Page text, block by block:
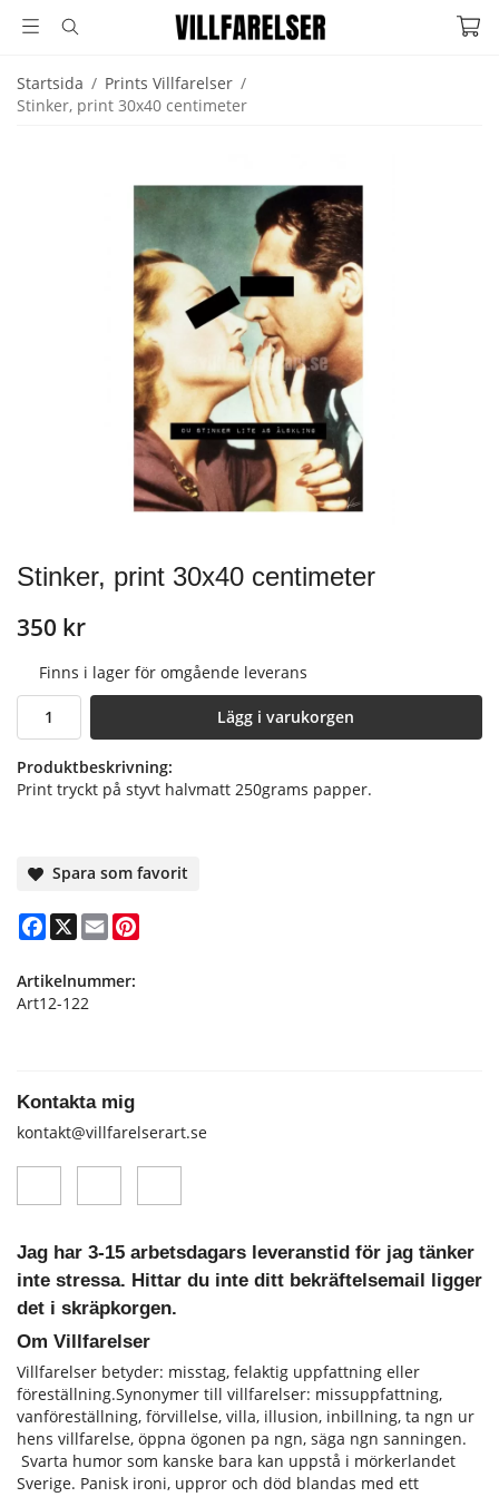
Startsida / Prints Villfarelser /
Stinker, print 30x40 centimeter
Stinker, print 30x40 centimeter
350 kr
Finns i lager för omgående leverans
Lägg i varukorgen
Produktbeskrivning:
Print tryckt på styvt halvmatt 250grams papper.
Spara som favorit
Facebook
X Email
Artikelnummer:
Art12-122
Kontakta mig
kontakt@villfarelserart.se
Jag har 3-15 arbetsdagars leveranstid för jag tänker
inte stressa. Hittar du inte ditt bekräftelsemail ligger
det i skräpkorgen.
Om Villfarelser
Villfarelser betyder: misstag, felaktig uppfattning eller
föreställning.Synonymer till villfarelser: missuppfattning,
vanföreställning, förvillelse, villa, illusion, inbillning, ta ngn ur
hens vill­farelse, öppna ögonen pa ngn, säga ngn sanningen.
Svarta humor som kanske bara kan uppstå i mörkerlandet
Sverige. Panisk ironi, uppror och död blandas med ett